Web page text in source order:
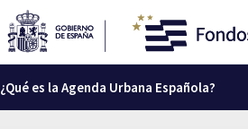
¿Qué es la Agenda Urbana Española?